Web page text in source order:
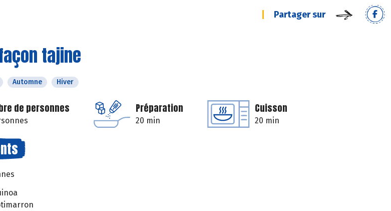
Partager sur
tajine
Automne Hiver
de personnes Préparation
20 min
Cuisson
20 min